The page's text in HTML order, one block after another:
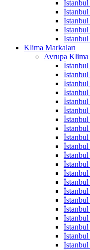
Klima Markaları
Avrupa Klima